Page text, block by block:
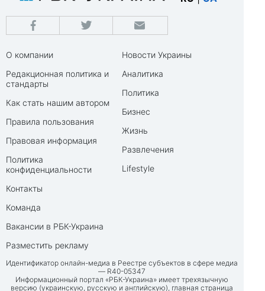
О компании
Редакционная политика и
стандарты
Как стать нашим автором
Правила пользования
Правовая информация
Политика
конфиденциальности
Контакты
Команда
Вакансии в РБК-Украина
Разместить рекламу
Новости Украины
Аналитика
Политика
Бизнес
Жизнь
Развлечения
Lifestyle
Идентификатор онлайн-медиа в Реестре субъектов в сфере медиа
— R40-05347
Информационный портал «РБК-Украина» имеет трехязычную
версию (украинскую, русскую и английскую), главная страница